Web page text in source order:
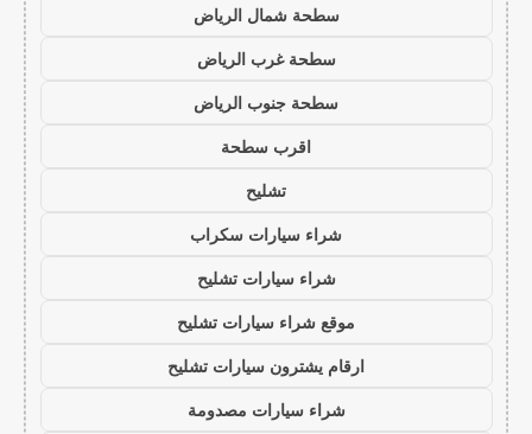
سطحة شمال الرياض
سطحة غرب الرياض
سطحة جنوب الرياض
اقرب سطحة
تشليح
شراء سيارات سكراب
شراء سيارات تشليح
موقع شراء سيارات تشليح
ارقام يشترون سيارات تشليح
شراء سيارات مصدومة